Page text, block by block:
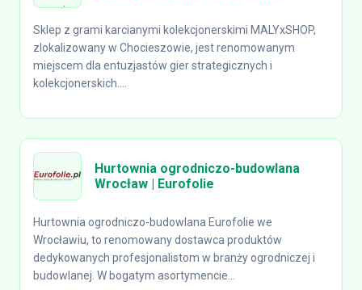
Sklep z grami karcianymi kolekcjonerskimi MALYxSHOP,
zlokalizowany w Chocieszowie, jest renomowanym
miejscem dla entuzjastów gier strategicznych i
kolekcjonerskich....
Hurtownia ogrodniczo-budowlana
Wrocław | Eurofolie
Hurtownia ogrodniczo-budowlana Eurofolie we
Wrocławiu, to renomowany dostawca produktów
dedykowanych profesjonalistom w branży ogrodniczej i
budowlanej. W bogatym asortymencie...